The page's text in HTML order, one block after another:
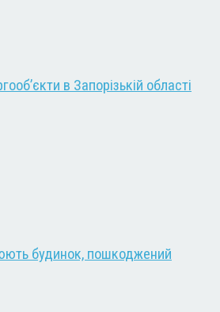
в Запорізькій області
будинок, пошкоджений